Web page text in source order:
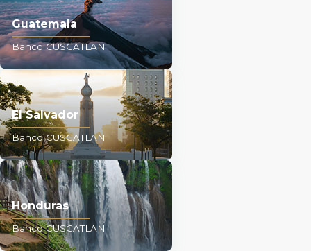
Guatemala
Banco CUSCATLAN
El Salvador
Banco CUSCATLAN
Honduras
Banco CUSCATLAN